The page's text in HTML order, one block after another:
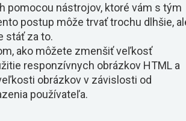
pomocou nástrojov, ktoré vám s tým
postup môže trvať trochu dlhšie,
stáť za to.
ako môžete zmenšiť veľkosť
responzívnych obrázkov HTML a
obrázkov v závislosti od
používateľa.